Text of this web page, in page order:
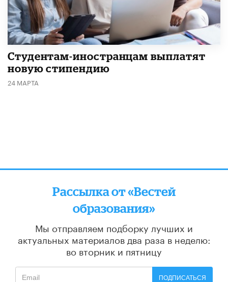
Студентам-иностранцам выплатят
новую стипендию
24 МАРТА
Рассылка от «Вестей
образования»
Мы отправляем подборку лучших и
актуальных материалов два раза в неделю:
во вторник и пятницу
ПОДПИСАТЬСЯ